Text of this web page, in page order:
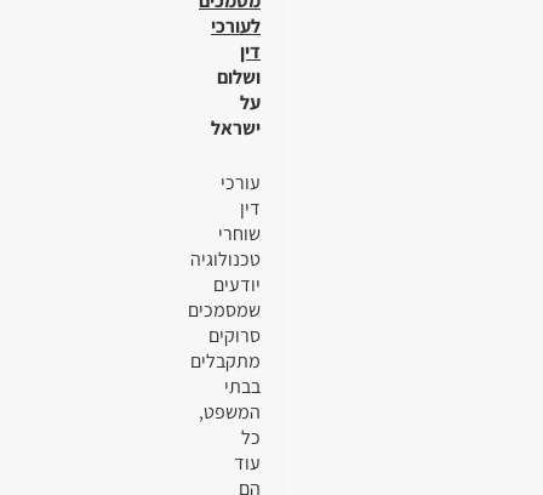
לעורכי
דין
ושלום
על
ישראל
עורכי
דין
שוחרי
טכנולוגיה
יודעים
שמסמכים
סרוקים
מתקבלים
בבתי
המשפט,
כל
עוד
הם